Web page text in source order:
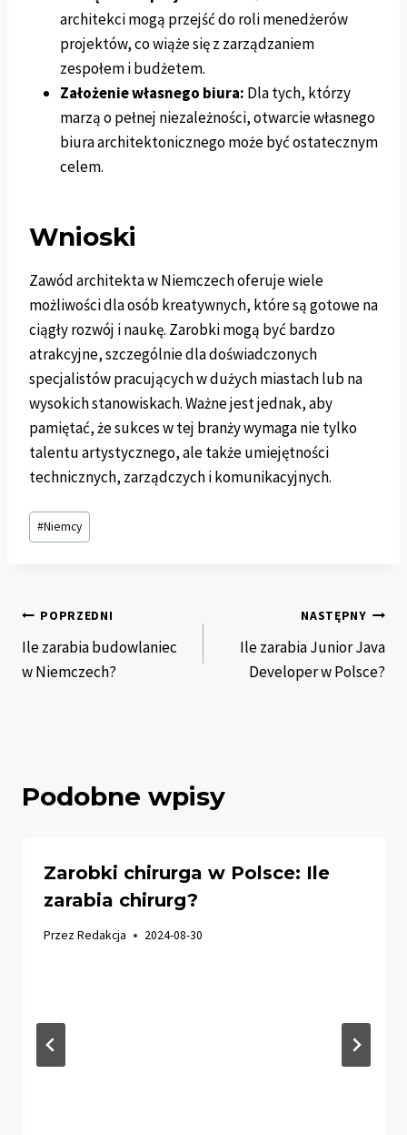
architekci mogą przejść do roli menedżerów
projektów, co wiąże się z zarządzaniem
zespołem i budżetem.
Założenie własnego biura: Dla tych, którzy
marzą o pełnej niezależności, otwarcie własnego
biura architektonicznego może być ostatecznym
celem.
Wnioski
Zawód architekta w Niemczech oferuje wiele
możliwości dla osób kreatywnych, które są gotowe na
ciągły rozwój i naukę. Zarobki mogą być bardzo
atrakcyjne, szczególnie dla doświadczonych
specjalistów pracujących w dużych miastach lub na
wysokich stanowiskach. Ważne jest jednak, aby
pamiętać, że sukces w tej branży wymaga nie tylko
talentu artystycznego, ale także umiejętności
technicznych, zarządczych i komunikacyjnych.
Tagi
wpisu:
#Niemcy
Nawigacja
wpisu
POPRZEDNI
Ile zarabia budowlaniec
w Niemczech?
NASTĘPNY
Ile zarabia Junior Java
Developer w Polsce?
Podobne wpisy
Zarobki chirurga w Polsce: Ile
zarabia chirurg?
PrzezRedakcja 2024-08-30